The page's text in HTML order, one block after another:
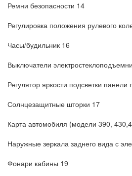
Ремни безопасности 14
Регулировка положения рулевого
Часы/будильник 16
Выключатели
Регулятор яркости подсветки
Солнцезащитные шторки 17
Карта автомобиля (модели 390,
Наружные зеркала заднего вида с
Фонари кабины 19